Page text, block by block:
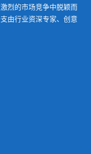
烈的市场竞争中脱颖而
由行业资深专家、创意